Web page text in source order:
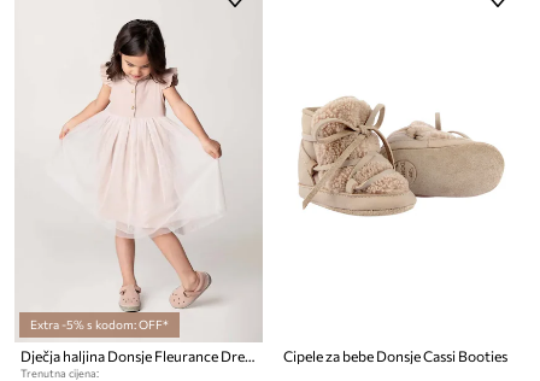
Extra -5% s kodom: OFF*
Trenutna cijena:
Cipele za bebe Donsje Cassi Booties